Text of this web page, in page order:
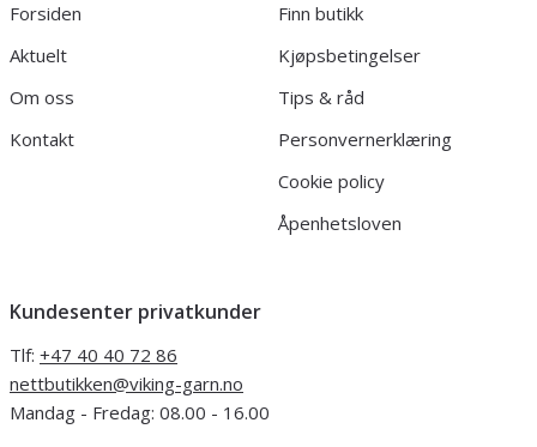
Forsiden
Aktuelt
Om oss
Kontakt
Finn butikk
Kjøpsbetingelser
Tips & råd
Personvernerklæring
Cookie policy
Åpenhetsloven
Kundesenter privatkunder
Tlf: +47 40 40 72 86
nettbutikken@viking-garn.no
Mandag - Fredag: 08.00 - 16.00